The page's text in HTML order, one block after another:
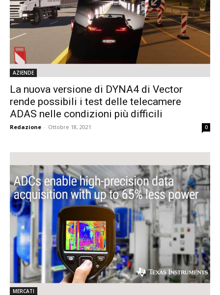
AZIENDE
La nuova versione di DYNA4 di Vector
rende possibili i test delle telecamere
ADAS nelle condizioni più difficili
Redazione - Ottobre 18, 2021 0
MERCATI